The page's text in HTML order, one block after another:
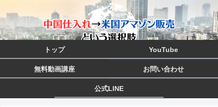
トップ YouTube
無料動画講座 お問い合わせ
公式LINE